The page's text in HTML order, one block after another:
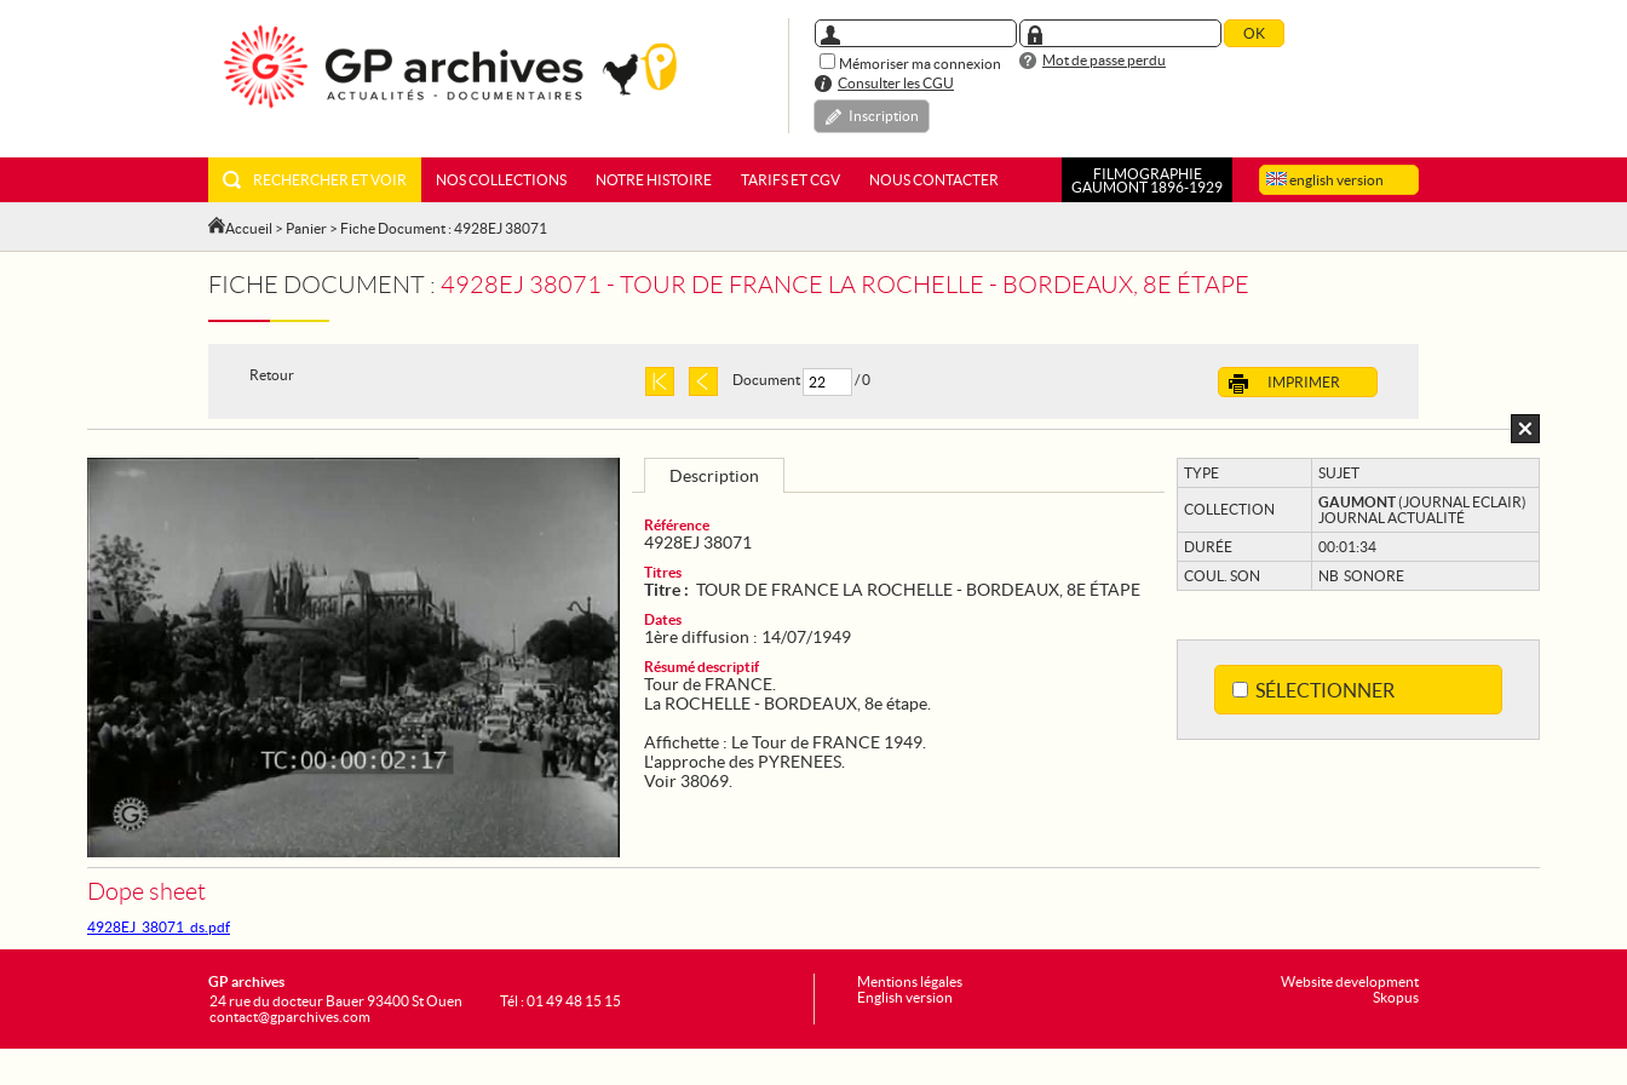
Mémoriser ma connexion
Mot de passe perdu
Consulter les CGU
Inscription
english version
RECHERCHER ET VOIR NOS COLLECTIONS NOTRE HISTOIRE TARIFS ET CGV NOUS CONTACTER
FILMOGRAPHIE
GAUMONT 1896-1929
Accueil > Panier > Fiche Document : 4928EJ 38071
FICHE DOCUMENT : 4928EJ 38071 - TOUR DE FRANCE LA ROCHELLE - BORDEAUX, 8E ÉTAPE
Retour IMPRIMER
Document / 0
TYPE SUJET
COLLECTION GAUMONT(JOURNAL ECLAIR)
JOURNAL ACTUALITÉ
DURÉE
00:01:34
COUL. SON
NB SONORE
SÉLECTIONNER
Description
Référence
4928EJ 38071
Titres
Titre : TOUR DE FRANCE LA ROCHELLE - BORDEAUX, 8E ÉTAPE
Dates
1ère diffusion : 14/07/1949
Résumé descriptif
Tour de FRANCE.
La ROCHELLE - BORDEAUX, 8e étape.
Affichette : Le Tour de FRANCE 1949.
L'approche des PYRENEES.
Voir 38069.
Dope sheet
4928EJ_38071_ds.pdf
Website development
Skopus
GP archives
24 rue du docteur Bauer 93400 St Ouen
contact@gparchives.com
Tél : 01 49 48 15 15
Mentions légales
English version